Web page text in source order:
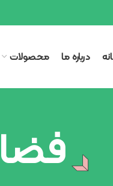
درباره ما محصولات